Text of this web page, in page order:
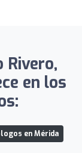
Rivero,
en los
en Mérida